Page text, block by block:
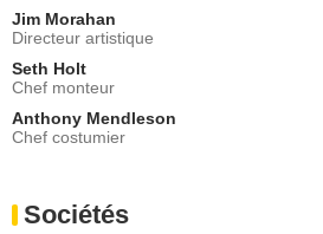
Jim Morahan
Directeur artistique
Seth Holt
Chef monteur
Anthony Mendleson
Chef costumier
Sociétés